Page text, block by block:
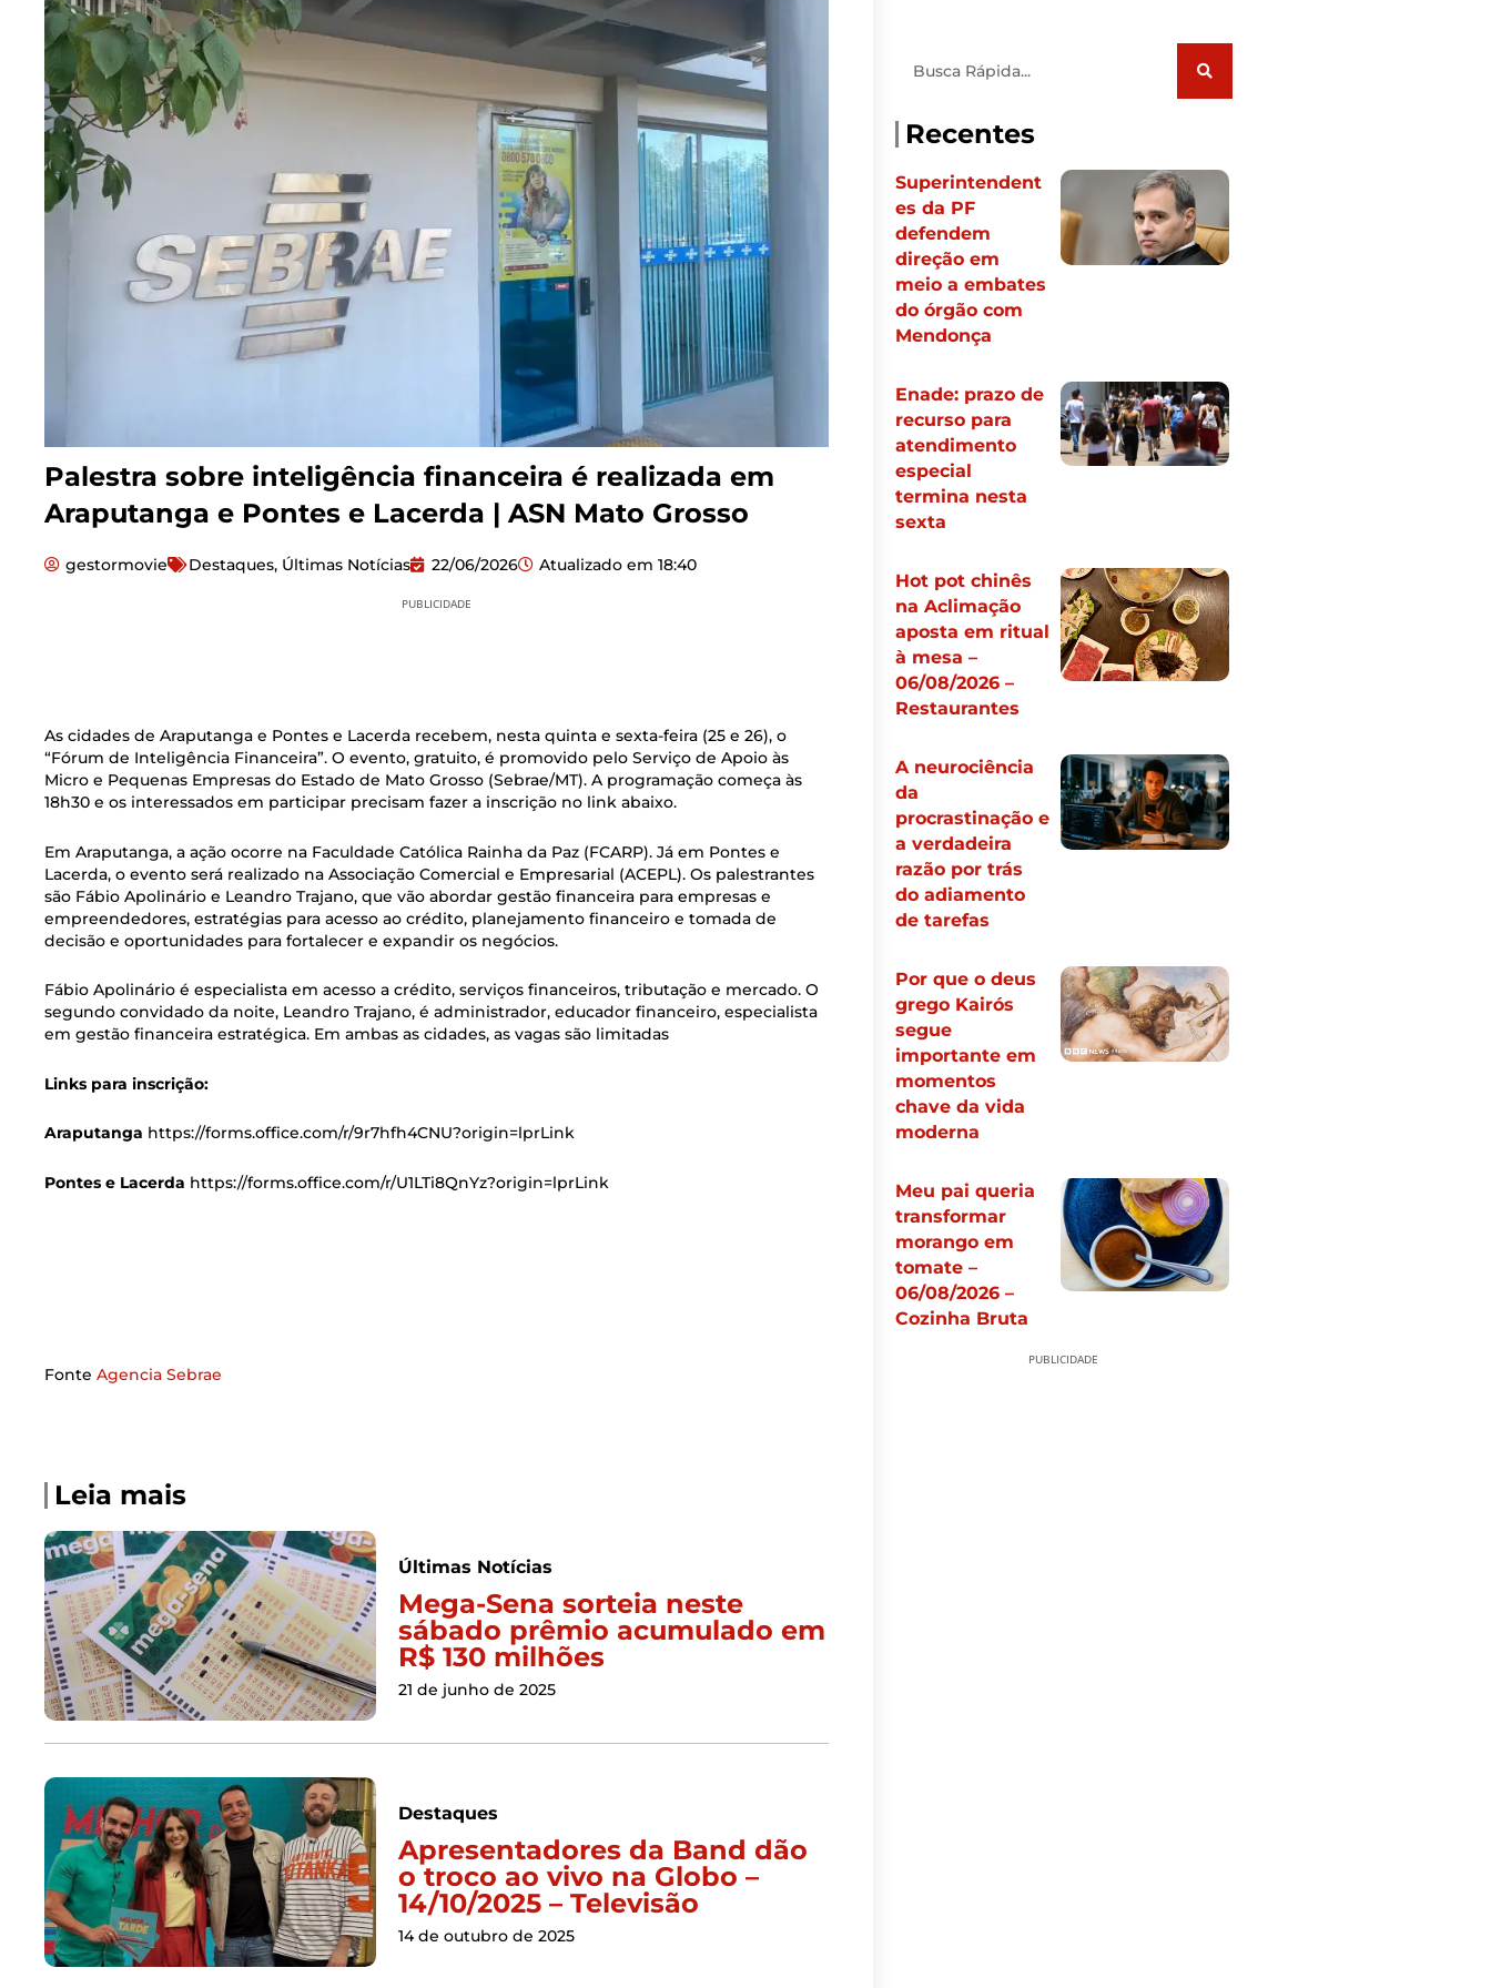
Palestra sobre inteligência financeira é realizada em
Araputanga e Pontes e Lacerda | ASN Mato Grosso
gestormovie Destaques, Últimas Notícias 22/06/2026 Atualizado em 18:40
PUBLICIDADE
As cidades de Araputanga e Pontes e Lacerda recebem, nesta quinta e sexta-feira (25 e 26), o
“Fórum de Inteligência Financeira”. O evento, gratuito, é promovido pelo Serviço de Apoio às
Micro e Pequenas Empresas do Estado de Mato Grosso (Sebrae/MT). A programação começa às
18h30 e os interessados em participar precisam fazer a inscrição no link abaixo.
Em Araputanga, a ação ocorre na Faculdade Católica Rainha da Paz (FCARP). Já em Pontes e
Lacerda, o evento será realizado na Associação Comercial e Empresarial (ACEPL). Os palestrantes
são Fábio Apolinário e Leandro Trajano, que vão abordar gestão financeira para empresas e
empreendedores, estratégias para acesso ao crédito, planejamento financeiro e tomada de
decisão e oportunidades para fortalecer e expandir os negócios.
Fábio Apolinário é especialista em acesso a crédito, serviços financeiros, tributação e mercado. O
segundo convidado da noite, Leandro Trajano, é administrador, educador financeiro, especialista
em gestão financeira estratégica. Em ambas as cidades, as vagas são limitadas
Links para inscrição:
Araputanga https://forms.office.com/r/9r7hfh4CNU?origin=lprLink
Pontes e Lacerda https://forms.office.com/r/U1LTi8QnYz?origin=lprLink
Fonte Agencia Sebrae
Leia mais
Últimas Notícias
Mega-Sena sorteia neste
sábado prêmio acumulado em
R$ 130 milhões
21 de junho de 2025
Destaques
Apresentadores da Band dão
o troco ao vivo na Globo –
14/10/2025 – Televisão
14 de outubro de 2025
Recentes
Superintendent
es da PF
defendem
direção em
meio a embates
do órgão com
Mendonça
Enade: prazo de
recurso para
atendimento
especial
termina nesta
sexta
Hot pot chinês
na Aclimação
aposta em ritual
à mesa –
06/08/2026 –
Restaurantes
A neurociência
da
procrastinação e
a verdadeira
razão por trás
do adiamento
de tarefas
Por que o deus
grego Kairós
segue
importante em
momentos
chave da vida
moderna
Meu pai queria
transformar
morango em
tomate –
06/08/2026 –
Cozinha Bruta
PUBLICIDADE